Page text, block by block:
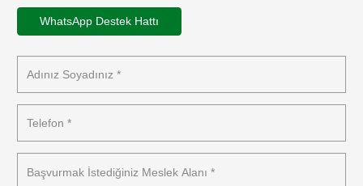
WhatsApp Destek Hattı